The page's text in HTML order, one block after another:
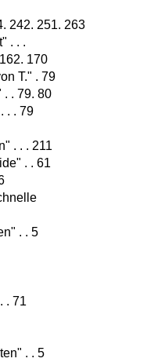
242. 251. 263
. . .
170
T." . 79
. . 79. 80
. . 79
. . . 211
. . 61
. . 5
. 71
. . 5